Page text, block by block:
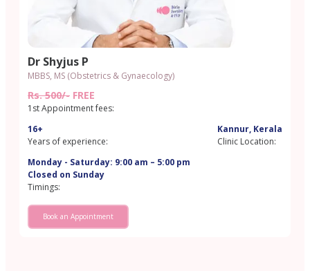
Dr Shyjus P
MBBS, MS (Obstetrics & Gynaecology)
Rs. 500/- FREE
1st Appointment fees:
16+
Years of experience:
Kannur, Kerala
Clinic Location:
Monday - Saturday: 9:00 am – 5:00 pm
Closed on Sunday
Timings:
Book an Appointment